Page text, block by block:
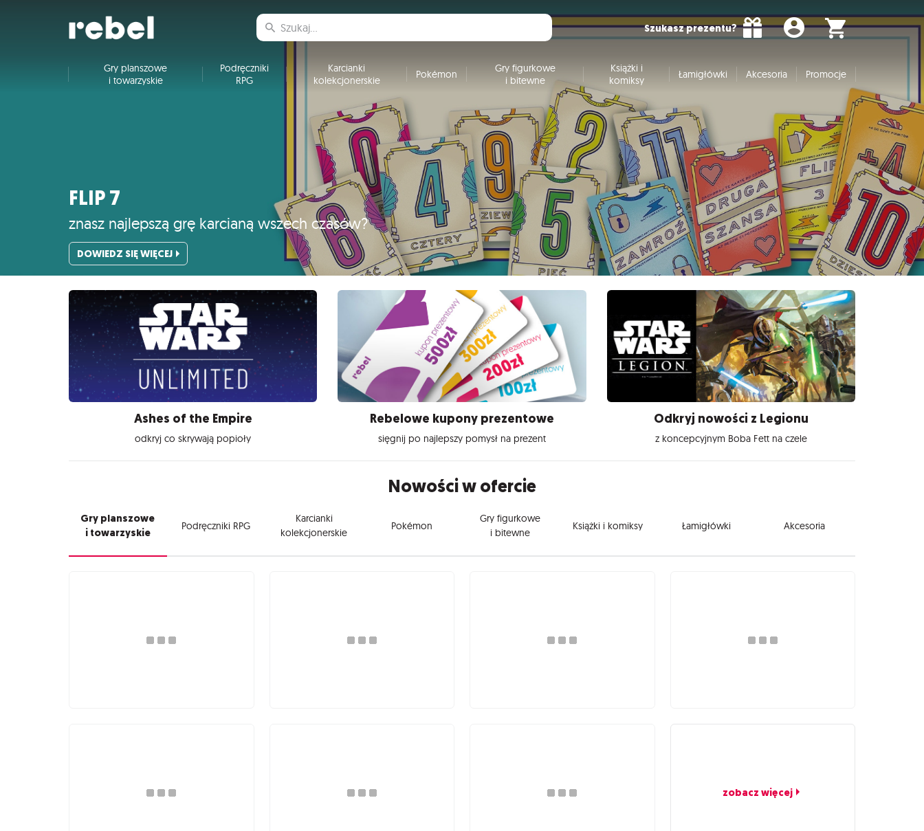
Szukasz prezentu?
Gry planszowe
i towarzyskie
Podręczniki
RPG
Karcianki
kolekcjonerskie
Pokémon
Gry figurkowe
i bitewne
Książki i
komiksy
Łamigłówki Akcesoria Promocje
FLIP 7
znasz najlepszą grę karcianą wszech czasów?
DOWIEDZ SIĘ WIĘCEJ
Ashes of the Empire
odkryj co skrywają popioły
Rebelowe kupony prezentowe
sięgnij po najlepszy pomysł na prezent
Odkryj nowości z Legionu
z koncepcyjnym Boba Fett na czele
Nowości w ofercie
Gry planszowe
i towarzyskie
Podręczniki RPG
Karcianki
kolekcjonerskie
Pokémon
Gry figurkowe
i bitewne
Książki i komiksy Łamigłówki Akcesoria
zobacz więcej